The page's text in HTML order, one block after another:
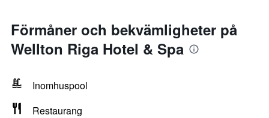
Förmåner och bekvämligheter på
Wellton Riga Hotel & Spa
Inomhuspool
Restaurang